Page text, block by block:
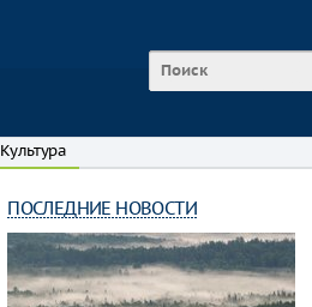
Культура
ПОСЛЕДНИЕ НОВОСТИ